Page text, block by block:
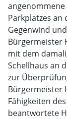
angenommene
Parkplatzes an
Gegenwind
Bürgermeister
mit dem
Schellhaus an
zur
Bürgermeister
Fähigkeiten
beantwortete